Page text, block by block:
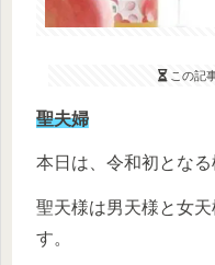
この記
聖夫婦
本日は、令和初となる
聖天様は男天様と女
す。